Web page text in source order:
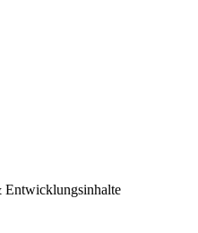
Entwicklungsinhalte